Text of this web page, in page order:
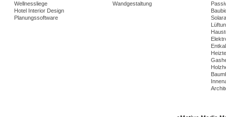
Wellnessliege
Hotel Interior Design
Planungssoftware
Wandgestaltung